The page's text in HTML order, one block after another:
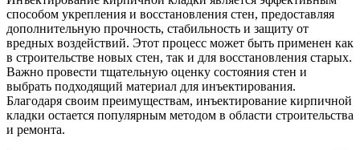
способом укрепления и восстановления стен, предоставляя
дополнительную прочность, стабильность и защиту от
вредных воздействий. Этот процесс может быть применен как
в строительстве новых стен, так и для восстановления старых.
Важно провести тщательную оценку состояния стен и
выбрать подходящий материал для инъектирования.
Благодаря своим преимуществам, инъектирование кирпичной
кладки остается популярным методом в области строительства
и ремонта.